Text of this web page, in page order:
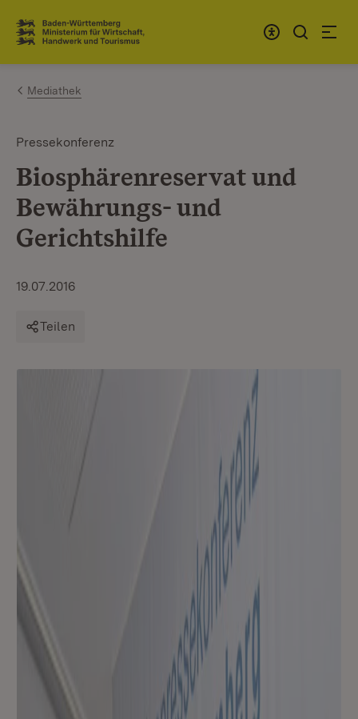
Zum Inhalt springen
Link zur Startseite
Mediathek
Pressekonferenz
Biosphärenreservat und
Bewährungs- und
Gerichtshilfe
19.07.2016
Teilen